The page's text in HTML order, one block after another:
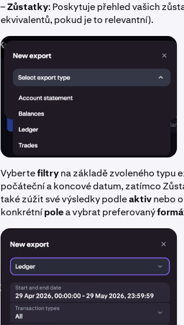
–Zůstatky: Poskytuje přehled vašich
ekvivalentů, pokud je to relevantní).
Vybertefiltryna základě zvoleného typu
počáteční a koncové datum, zatímco
také zúžit své výsledky podleaktivnebo
konkrétnípolea vybrat preferovaný